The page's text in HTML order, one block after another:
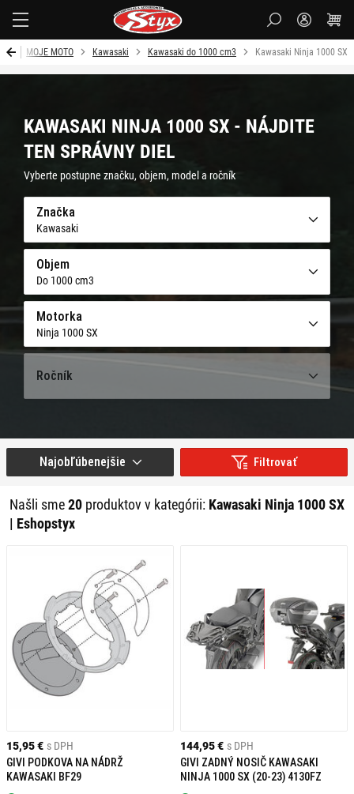
MOJE MOTO Kawasaki Kawasaki do 1000 cm3 Kawasaki Ninja 1000 SX
KAWASAKI NINJA 1000 SX - NÁJDITE
TEN SPRÁVNY DIEL
Vyberte postupne značku, objem, model a ročník
Značka
Kawasaki
Objem
Do 1000 cm3
Motorka
Ninja 1000 SX
Ročník
Filtrovať
Našli sme20 produktov v kategórii: Kawasaki Ninja 1000 SX
| Eshopstyx
Najobľúbenejšie
15,95 € s DPH
GIVI PODKOVA NA NÁDRŽ
KAWASAKI BF29
144,95 € s DPH
GIVI ZADNÝ NOSIČ KAWASAKI
NINJA 1000 SX (20-23) 4130FZ